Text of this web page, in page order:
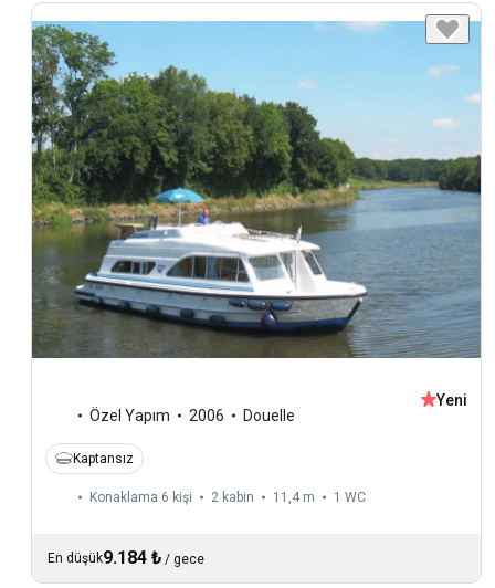
Özel Yapım 2006 Douelle
Yeni
Kaptansız
Konaklama 6 kişi 2 kabin 11,4 m 1 WC
En düşük9.184 ₺ / gece